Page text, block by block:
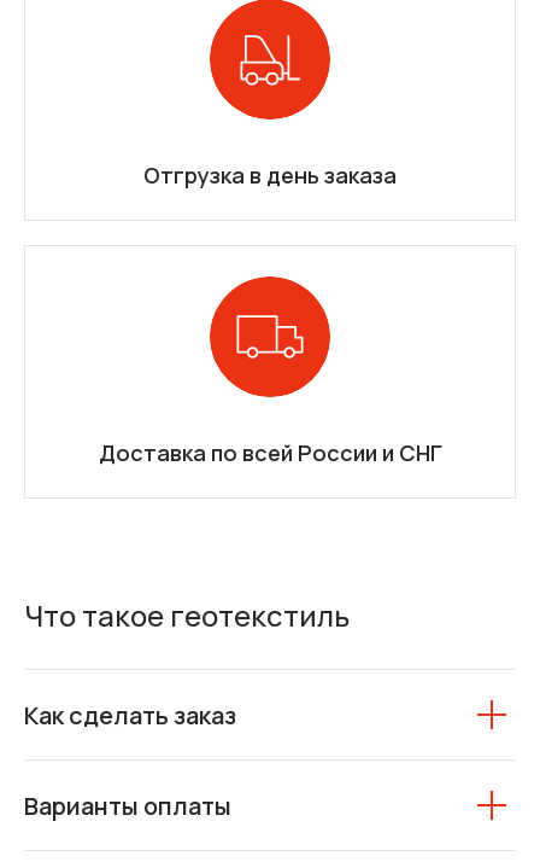
Отгрузка в день заказа
Доставка по всей России и СНГ
Что такое геотекстиль
Как сделать заказ
Варианты оплаты